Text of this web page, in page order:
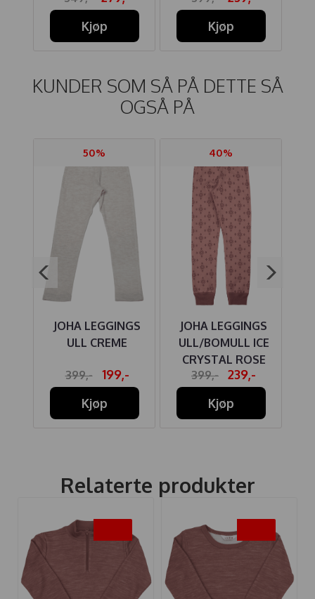
Kjøp
Kjøp
KUNDER SOM SÅ PÅ DETTE SÅ
OGSÅ PÅ
50%
JOHA LEGGINGS
ULL CREME
399,-
199,-
Kjøp
40%
JOHA LEGGINGS
ULL/BOMULL ICE
CRYSTAL ROSE
STOR
399,-
239,-
Kjøp
Relaterte produkter